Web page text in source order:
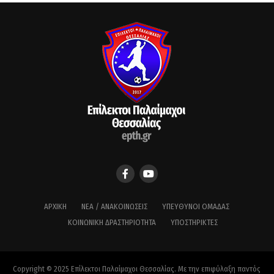
ΑΡΧΙΚΉ ΝΈΑ / ΑΝΑΚΟΙΝΏΣΕΙΣ
ΥΠΕΎΘΥΝΟΙ ΟΜΆΔΑΣ
ΚΟΙΝΩΝΙΚΉ ΔΡΑΣΤΗΡΙΌΤΗΤΑ
ΥΠΟΣΤΗΡΙΚΤΈΣ
Copyright © 2025 Επίλεκτοι Παλαίμαχοι Θεσσαλίας. Με την επιφύλαξη παντός